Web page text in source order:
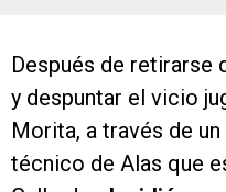
Después de retirarse
y despuntar el vicio
Morita, a través de
técnico de Alas que